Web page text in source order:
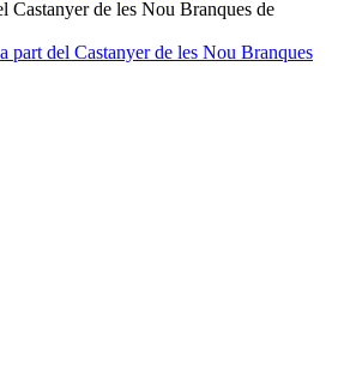
part del Castanyer de les Nou Branques